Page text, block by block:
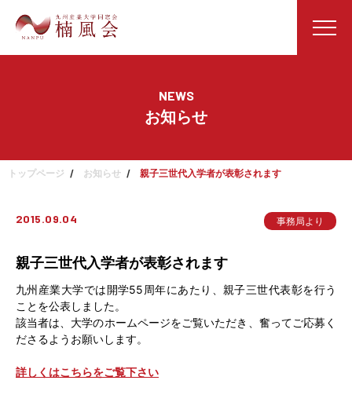
NEWS
お知らせ
トップページ お知らせ 親子三世代入学者が表彰されます
2015.09.04 事務局より
親子三世代入学者が表彰されます
九州産業大学では開学55周年にあたり、親子三世代表彰を行う
ことを公表しました。
該当者は、大学のホームページをご覧いただき、奮ってご応募く
ださるようお願いします。
詳しくはこちらをご覧下さい